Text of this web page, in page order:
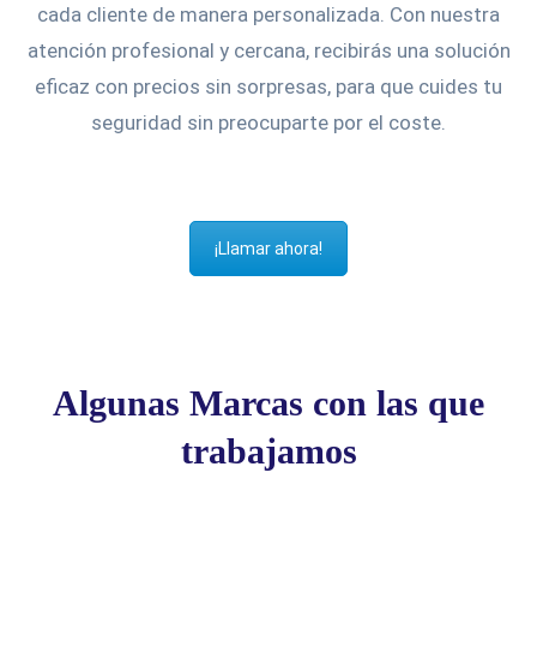
cada cliente de manera personalizada. Con nuestra
atención profesional y cercana, recibirás una solución
eficaz con precios sin sorpresas, para que cuides tu
seguridad sin preocuparte por el coste.
¡Llamar ahora!
Algunas Marcas con las que
trabajamos